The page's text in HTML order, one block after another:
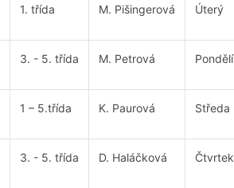
1. třída M. Pišingerová Úterý
3. - 5. třída M. Petrová Pondělí
1 – 5.třída K. Paurová Středa
3. - 5. třída D. Haláčková Čtvrtek